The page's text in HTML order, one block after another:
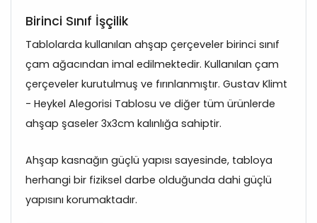
Birinci Sınıf İşçilik
Tablolarda kullanılan ahşap çerçeveler birinci sınıf
çam ağacından imal edilmektedir. Kullanılan çam
çerçeveler kurutulmuş ve fırınlanmıştır. Gustav Klimt
- Heykel Alegorisi Tablosu ve diğer tüm ürünlerde
ahşap şaseler 3x3cm kalınlığa sahiptir.
Ahşap kasnağın güçlü yapısı sayesinde, tabloya
herhangi bir fiziksel darbe olduğunda dahi güçlü
yapısını korumaktadır.